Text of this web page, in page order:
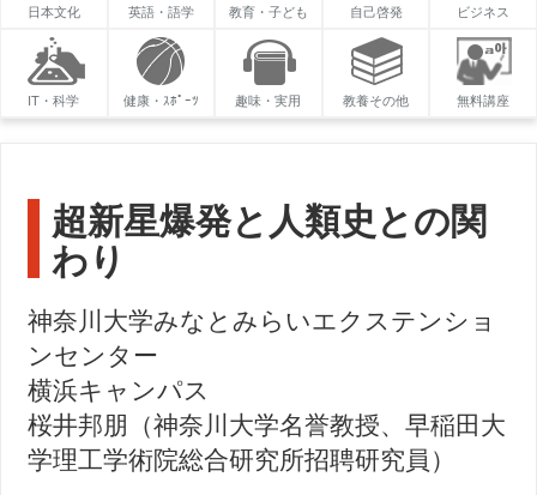
日本文化 英語・語学 教育・子ども 自己啓発 ビジネス
IT・科学 健康・ｽﾎﾟｰﾂ 趣味・実用 教養その他 無料講座
超新星爆発と人類史との関
わり
神奈川大学みなとみらいエクステンショ
ンセンター
横浜キャンパス
桜井邦朋（神奈川大学名誉教授、早稲田大
学理工学術院総合研究所招聘研究員）